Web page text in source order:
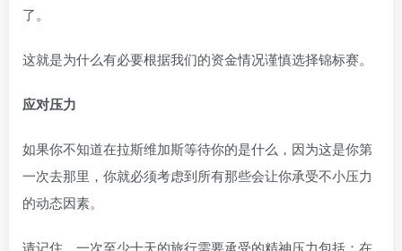
了。
这就是为什么有必要根据我们的资金情况谨慎选择锦标赛。
应对压力
如果你不知道在拉斯维加斯等待你的是什么，因为这是你第
一次去那里，你就必须考虑到所有那些会让你承受不小压力
的动态因素。
请记住，一次至少十天的旅行需要承受的精神压力包括：在